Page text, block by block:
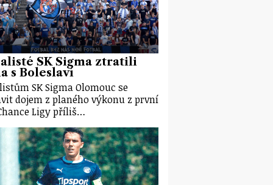
SK Sigma ztratili
s Boleslaví
SK Sigma Olomouc se
dojem z planého výkonu z první
Ligy příliš…